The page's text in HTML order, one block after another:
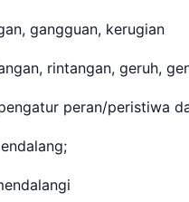
gangguan, kerugian
rintangan, geruh,
peran/peristiwa